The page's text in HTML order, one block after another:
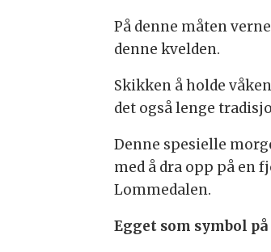
På denne måten
denne kvelden.
Skikken å holde
det også lenge
Denne spesielle
med å dra opp på en
Lommedalen.
Egget som symbol